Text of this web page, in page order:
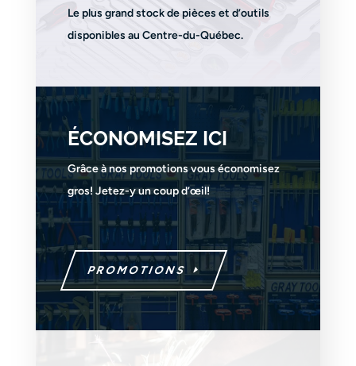
Le plus grand stock de pièces et d’outils
disponibles au Centre-du-Québec.
ÉCONOMISEZ ICI
Grâce à nos promotions vous économisez
gros! Jetez-y un coup d’œil!
PROMOTIONS